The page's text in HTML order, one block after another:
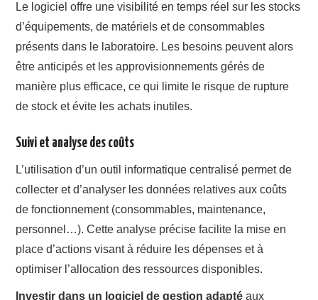
Le logiciel offre une visibilité en temps réel sur les stocks
d’équipements, de matériels et de consommables
présents dans le laboratoire. Les besoins peuvent alors
être anticipés et les approvisionnements gérés de
manière plus efficace, ce qui limite le risque de rupture
de stock et évite les achats inutiles.
Suivi et analyse des coûts
L’utilisation d’un outil informatique centralisé permet de
collecter et d’analyser les données relatives aux coûts
de fonctionnement (consommables, maintenance,
personnel…). Cette analyse précise facilite la mise en
place d’actions visant à réduire les dépenses et à
optimiser l’allocation des ressources disponibles.
Investir dans un logiciel de gestion adapté aux